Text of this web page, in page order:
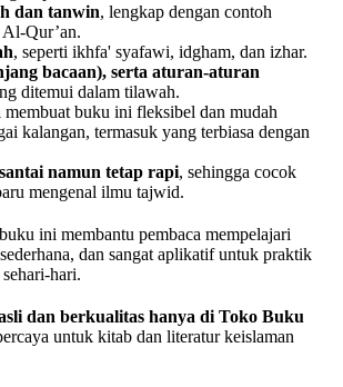
dan tanwin, lengkap dengan contoh
Al-Qur’an.
, seperti ikhfa' syafawi, idgham, dan izhar.
bacaan), serta aturan-aturan
ditemui dalam tilawah.
membuat buku ini fleksibel dan mudah
kalangan, termasuk yang terbiasa dengan
namun tetap rapi, sehingga cocok
mengenal ilmu tajwid.
ini membantu pembaca mempelajari
dan sangat aplikatif untuk praktik
hari.
dan berkualitas hanya di Toko Buku
untuk kitab dan literatur keislaman